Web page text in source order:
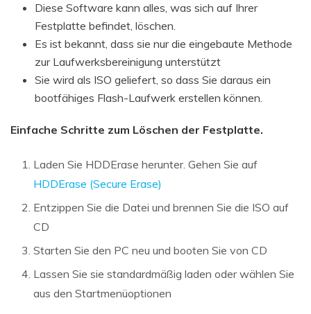
Diese Software kann alles, was sich auf Ihrer
Festplatte befindet, löschen.
Es ist bekannt, dass sie nur die eingebaute Methode
zur Laufwerksbereinigung unterstützt
Sie wird als ISO geliefert, so dass Sie daraus ein
bootfähiges Flash-Laufwerk erstellen können.
Einfache Schritte zum Löschen der Festplatte.
Laden Sie HDDErase herunter. Gehen Sie auf
HDDErase (Secure Erase)
Entzippen Sie die Datei und brennen Sie die ISO auf
CD
Starten Sie den PC neu und booten Sie von CD
Lassen Sie sie standardmäßig laden oder wählen Sie
aus den Startmenüoptionen